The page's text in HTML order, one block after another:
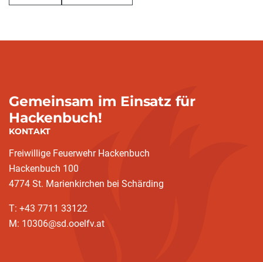
Gemeinsam im Einsatz für
Hackenbuch!
KONTAKT
Freiwillige Feuerwehr Hackenbuch
Hackenbuch 100
4774 St. Marienkirchen bei Schärding
T: +43 7711 33122
M: 10306@sd.ooelfv.at